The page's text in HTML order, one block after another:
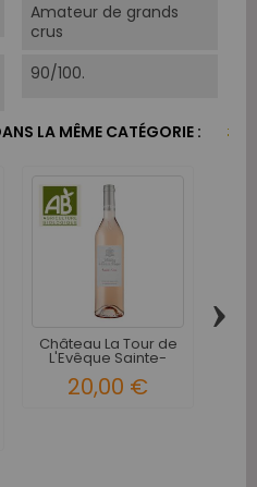
Amateur de grands
crus
90/100.
LA MÊME CATÉGORIE :
Château La Tour de
L'Evêque Sainte-
Anne...
20,00 €
›